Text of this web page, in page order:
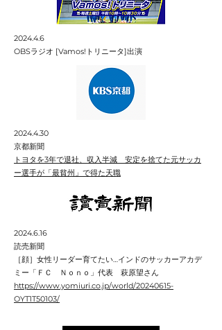
2024.4.6
OBSラジオ [Vamos!トリニータ]出演
2024.4.30
京都新聞
トヨタを3年で退社、収入半減 安定を捨てた元サッカ
ー選手が「最貧州」で得た天職
2024.6.16
​読売新聞
［顔］女性リーダー育てたい…インドのサッカーアカデ
ミー「ＦＣ Ｎｏｎｏ」代表 萩原望さん
https://www.yomiuri.co.jp/world/20240615-
OYT1T50103/​